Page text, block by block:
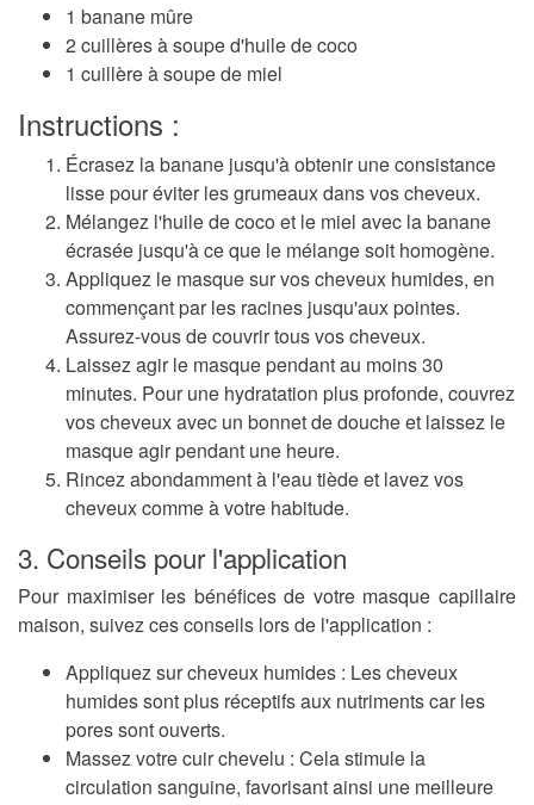
1 banane mûre
2 cuillères à soupe d'huile de coco
1 cuillère à soupe de miel
Instructions :
Écrasez la banane jusqu'à obtenir une consistance
lisse pour éviter les grumeaux dans vos cheveux.
Mélangez l'huile de coco et le miel avec la banane
écrasée jusqu'à ce que le mélange soit homogène.
Appliquez le masquesur vos cheveux humides, en
commençant par les racines jusqu'aux pointes.
Assurez-vous de couvrir tous vos cheveux.
Laissez agirle masque pendant au moins 30
minutes. Pour une hydratation plus profonde, couvrez
vos cheveux avec un bonnet de douche et laissez le
masque agir pendant une heure.
Rincez abondammentà l'eau tiède et lavez vos
cheveux comme à votre habitude.
3. Conseils pour l'application
Pour maximiser les bénéfices de votre masque capillaire
maison, suivez ces conseils lors de l'application :
Appliquez sur cheveux humides : Les cheveux
humides sont plus réceptifs aux nutriments car les
pores sont ouverts.
Massez votre cuir chevelu : Cela stimule la
circulation sanguine, favorisant ainsi une meilleure